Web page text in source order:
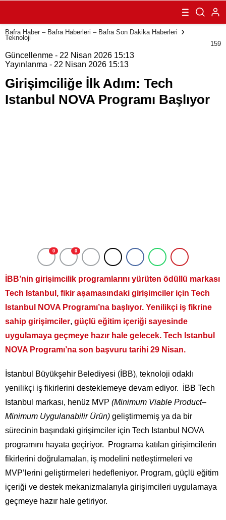
Istanbul NOVA
Programı
Başlıyor
Bafra Haber – Bafra Haberleri – Bafra Son Dakika Haberleri
Teknoloji
159
Güncellenme - 22 Nisan 2026 15:13
Yayınlanma - 22 Nisan 2026 15:13
Girişimciliğe İlk Adım: Tech
Istanbul NOVA Programı Başlıyor
0 0
İBB’nin girişimcilik programlarını yürüten ödüllü markası
Tech Istanbul, fikir aşamasındaki girişimciler için Tech
Istanbul NOVA Programı’na başlıyor. Yenilikçi iş fikrine
sahip girişimciler, güçlü eğitim içeriği sayesinde
uygulamaya geçmeye hazır hale gelecek. Tech Istanbul
NOVA Programı’na son başvuru tarihi 29 Nisan.
İstanbul Büyükşehir Belediyesi (İBB), teknoloji odaklı
yenilikçi iş fikirlerini desteklemeye devam ediyor. İBB Tech
Istanbul markası, henüz MVP (Minimum Viable Product–
Minimum Uygulanabilir Ürün) geliştirmemiş ya da bir
sürecinin başındaki girişimciler için Tech Istanbul NOVA
programını hayata geçiriyor. Programa katılan girişimcilerin
fikirlerini doğrulamaları, iş modelini netleştirmeleri ve
MVP’lerini geliştirmeleri hedefleniyor. Program, güçlü eğitim
içeriği ve destek mekanizmalarıyla girişimcileri uygulamaya
geçmeye hazır hale getiriyor.